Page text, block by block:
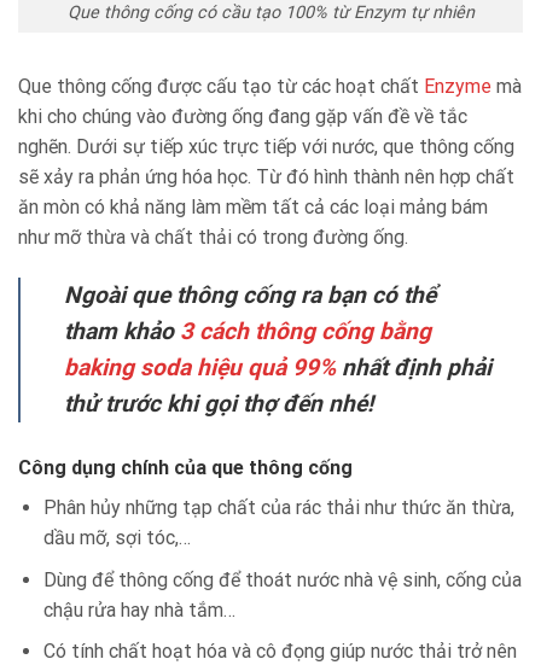
Que thông cống có cầu tạo 100% từ Enzym tự nhiên
Que thông cống được cấu tạo từ các hoạt chất Enzyme mà
khi cho chúng vào đường ống đang gặp vấn đề về tắc
nghẽn. Dưới sự tiếp xúc trực tiếp với nước, que thông cống
sẽ xảy ra phản ứng hóa học. Từ đó hình thành nên hợp chất
ăn mòn có khả năng làm mềm tất cả các loại mảng bám
như mỡ thừa và chất thải có trong đường ống.
Ngoài que thông cống ra bạn có thể
tham khảo 3 cách thông cống bằng
baking soda hiệu quả 99%nhất định phải
thử trước khi gọi thợ đến nhé!
Công dụng chính của que thông cống
Phân hủy những tạp chất của rác thải như thức ăn thừa,
dầu mỡ, sợi tóc,…
Dùng để thông cống để thoát nước nhà vệ sinh, cống của
chậu rửa hay nhà tắm…
Có tính chất hoạt hóa và cô đọng giúp nước thải trở nên